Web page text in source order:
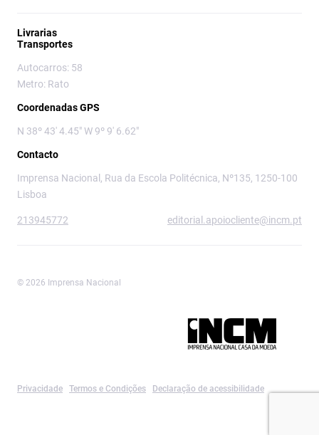
Livrarias
Transportes
Autocarros: 58
Metro: Rato
Coordenadas GPS
N 38º 43' 4.45" W 9º 9' 6.62"
Contacto
Imprensa Nacional, Rua da Escola Politécnica, Nº135, 1250-100
Lisboa
213945772 editorial.apoiocliente@incm.pt
© 2026 Imprensa Nacional
Privacidade Termos e Condições Declaração de acessibilidade